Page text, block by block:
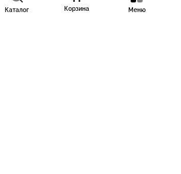
Каталог Корзина Меню